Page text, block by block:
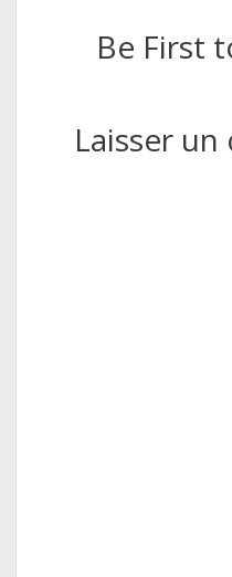
Be First
Laisser